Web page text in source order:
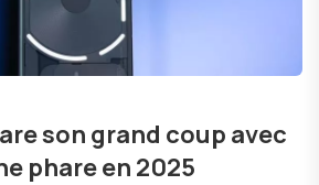
son grand coup avec
phare en 2025